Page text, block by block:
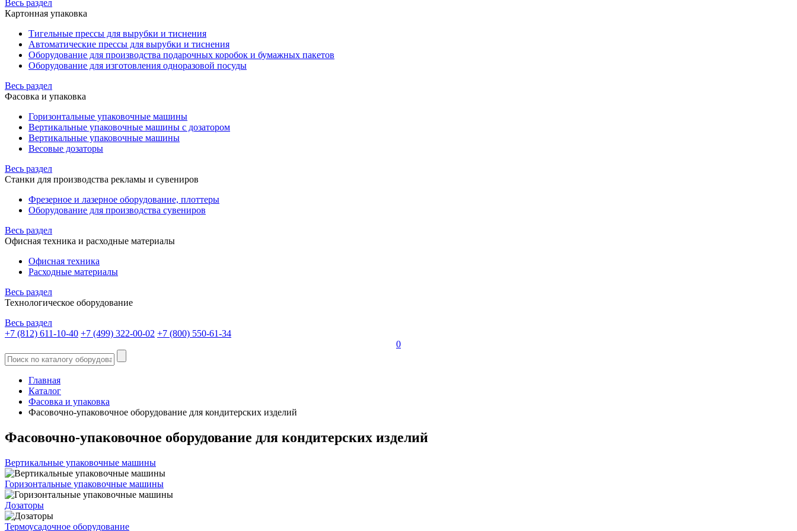
Весь раздел
Картонная упаковка
Тигельные прессы для вырубки и тиснения
Автоматические прессы для вырубки и тиснения
Оборудование для производства подарочных коробок и бумажных пакетов
Оборудование для изготовления одноразовой посуды
Весь раздел
Фасовка и упаковка
Горизонтальные упаковочные машины
Вертикальные упаковочные машины с дозатором
Вертикальные упаковочные машины
Весовые дозаторы
Весь раздел
Станки для производства рекламы и сувениров
Фрезерное и лазерное оборудование, плоттеры
Оборудование для производства сувениров
Весь раздел
Офисная техника и расходные материалы
Офисная техника
Расходные материалы
Весь раздел
Технологическое оборудование
Весь раздел
+7 (812) 611-10-40 +7 (499) 322-00-02 +7 (800) 550-61-34
0
Главная
Каталог
Фасовка и упаковка
Фасовочно-упаковочное оборудование для кондитерских изделий
Фасовочно-упаковочное оборудование для кондитерских изделий
Вертикальные упаковочные машины
Горизонтальные упаковочные машины
Дозаторы
Термоусадочное оборудование